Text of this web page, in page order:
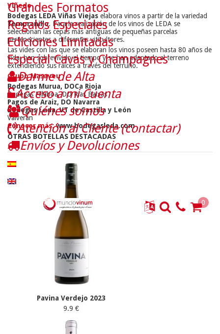
Viñedo
Bodegas LEDA Viñas Viejas elabora vinos a partir de la variedad
Tempranillo. Para la realización de los vinos de LEDA se
seleccionan las cepas más antiguas de pequeñas parcelas
pertenecientes a diferentes viticultores.
Las vides con las que se elaboran los vinos poseen hasta 80 años de
vida, han sobrevivido el tiempo y se han adaptado al terreno
extendiendo sus raíces a través del terruño.
Grupo Masaveu
Bodegas Murua, DOCa Rioja
Bodegas Fillaboa, DO Rías Baixas
Pagos de Araiz, DO Navarra
Bodegas Leda, VT de Castilla y León
Valverán
Conocer más:www.bodegasleda.com
OTRAS BOTELLAS DESTACADAS
Pavina Verdejo 2023
9.9 €
Grandes Formatos
Regalos Especiales
Ediciones Limitadas
Especial Cavas y Champagnes
Darme de Alta
Acceso a mi Cuenta
Quiénes somos
Atención al Cliente (contactar)
Envíos y Devoluciones
0